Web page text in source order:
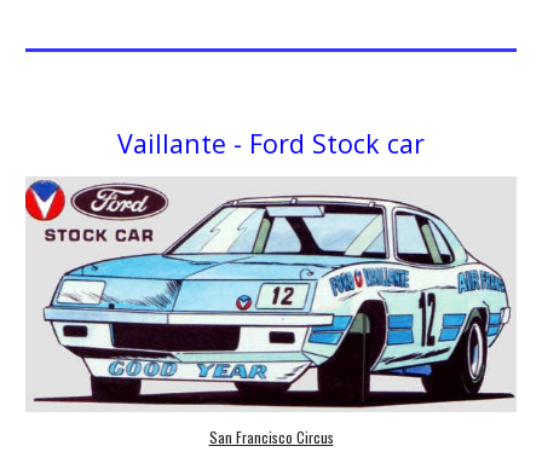
Vaillante - Ford Stock car
San Francisco Circus